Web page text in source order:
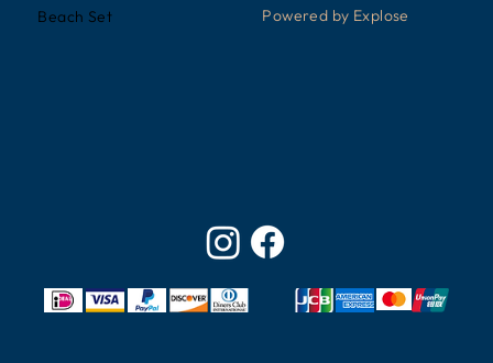
Beach Set
Powered by Explose